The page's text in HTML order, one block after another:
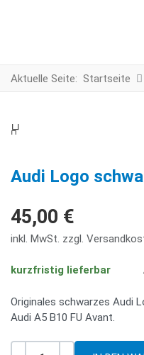
Aktuelle Seite: Startseite
Audi Logo
45,00 €
inkl. MwSt. zzgl.
kurzfristig lieferbar
Originales schwarzes Audi
Audi A5 B10 FU Avant.